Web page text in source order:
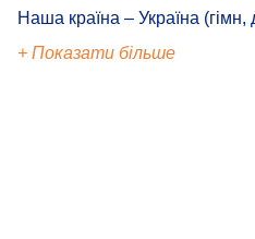
Наша країна – Україна
+ Показати більше